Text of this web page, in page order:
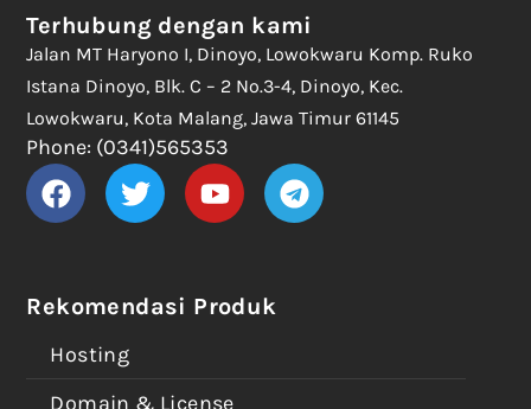
Rekomendasi Produk
Hosting
Domain & License
Terhubung dengan kami
Jalan MT Haryono I, Dinoyo, Lowokwaru Komp. Ruko
Istana Dinoyo, Blk. C – 2 No.3-4, Dinoyo, Kec.
Lowokwaru, Kota Malang, Jawa Timur 61145
Phone: (0341)565353